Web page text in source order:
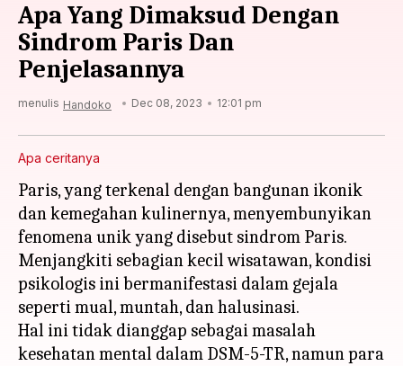
Apa Yang Dimaksud Dengan
Sindrom Paris Dan
Penjelasannya
menulis Handoko Dec 08, 2023 12:01 pm
Apa ceritanya
Paris, yang terkenal dengan bangunan ikonik
dan kemegahan kulinernya, menyembunyikan
fenomena unik yang disebut sindrom Paris.
Menjangkiti sebagian kecil wisatawan, kondisi
psikologis ini bermanifestasi dalam gejala
seperti mual, muntah, dan halusinasi.
Hal ini tidak dianggap sebagai masalah
kesehatan mental dalam DSM-5-TR, namun para